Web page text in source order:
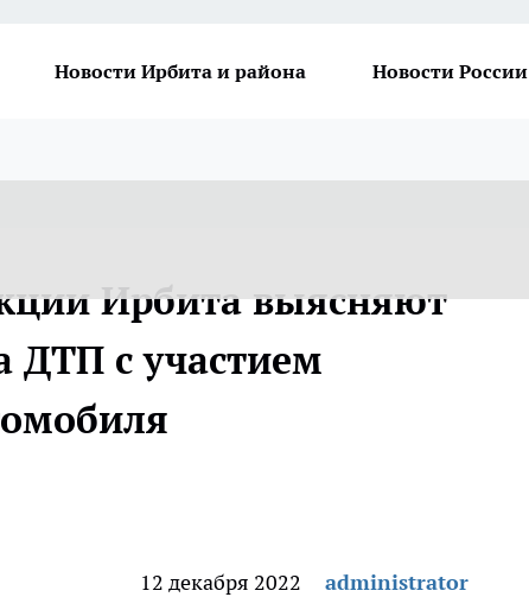
Новости Ирбита и района Новости России
Ирбита выясняют
ДТП с участием
12 декабря 2022 administrator